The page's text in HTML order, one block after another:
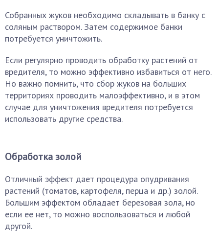
Собранных жуков необходимо складывать в банку с
соляным раствором. Затем содержимое банки
потребуется уничтожить.
Если регулярно проводить обработку растений от
вредителя, то можно эффективно избавиться от него.
Но важно помнить, что сбор жуков на больших
территориях проводить малоэффективно, и в этом
случае для уничтожения вредителя потребуется
использовать другие средства.
Обработка золой
Отличный эффект дает процедура опудривания
растений (томатов, картофеля, перца и др.) золой.
Большим эффектом обладает березовая зола, но
если ее нет, то можно воспользоваться и любой
другой.